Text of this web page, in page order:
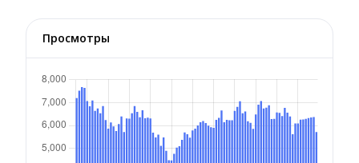
Просмотры